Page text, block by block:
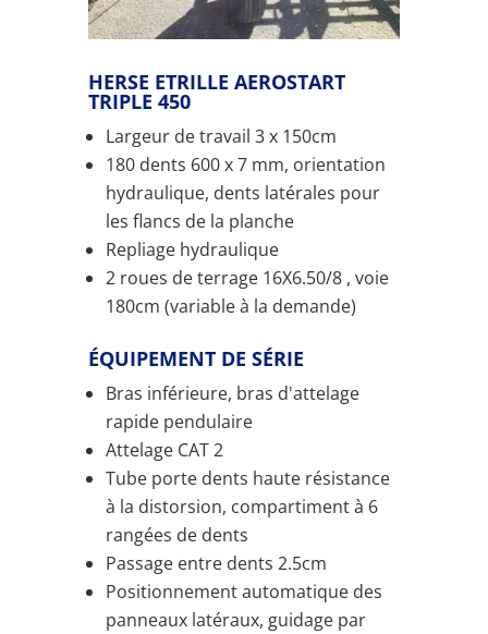
HERSE ETRILLE AEROSTART
TRIPLE 450
Largeur de travail 3 x 150cm
180 dents 600 x 7 mm, orientation
hydraulique, dents latérales pour
les flancs de la planche
Repliage hydraulique
2 roues de terrage 16X6.50/8 , voie
180cm (variable à la demande)
ÉQUIPEMENT DE SÉRIE
Bras inférieure, bras d'attelage
rapide pendulaire
Attelage CAT 2
Tube porte dents haute résistance
à la distorsion, compartiment à 6
rangées de dents
Passage entre dents 2.5cm
Positionnement automatique des
panneaux latéraux, guidage par